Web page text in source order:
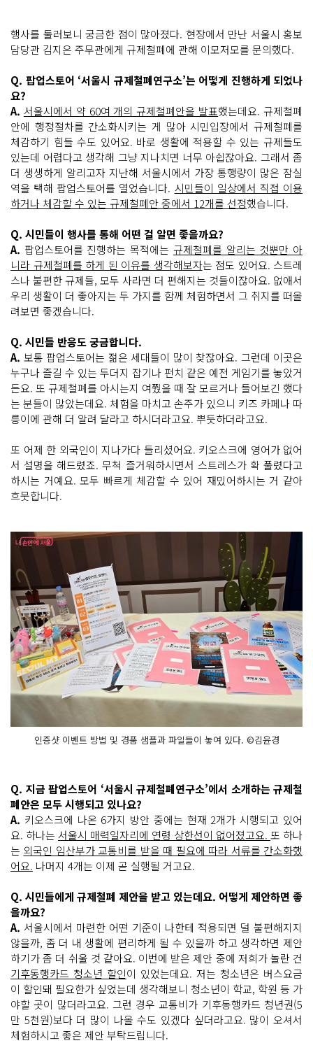
행사를 둘러보니 궁금한 점이 많아졌다. 현장에서 만난 서울시 홍보
담당관 김지은 주무관에게 규제철폐에 관해 이모저모를 문의했다.
Q. 팝업스토어 ‘서울시 규제철폐연구소’는 어떻게 진행하게 되었나
요?
A. 서울시에서 약 60여 개의 규제철폐안을 발표했는데요. 규제철폐
안에 행정절차를 간소화시키는 게 많아 시민입장에서 규제철폐를
체감하기 힘들 수도 있어요. 바로 생활에 적용할 수 있는 규제들도
있는데 어렵다고 생각해 그냥 지나치면 너무 아쉽잖아요. 그래서 좀
더 생생하게 알리고자 지난해 서울시에서 가장 통행량이 많은 잠실
역을 택해 팝업스토어를 열었습니다. 시민들이 일상에서 직접 이용
하거나 체감할 수 있는 규제철폐안 중에서 12개를 선정했습니다.
Q. 시민들이 행사를 통해 어떤 걸 알면 좋을까요?
A. 팝업스토어를 진행하는 목적에는 규제철폐를 알리는 것뿐만 아
니라 규제철폐를 하게 된 이유를 생각해보자는 점도 있어요. 스트레
스나 불편한 규제들, 모두 사라면 더 편해지는 것들이잖아요. 없애서
우리 생활이 더 좋아지는 두 가지를 함께 체험하면서 그 취지를 떠올
려보면 좋겠습니다.
Q. 시민들 반응도 궁금합니다.
A. 보통 팝업스토어는 젊은 세대들이 많이 찾잖아요. 그런데 이곳은
누구나 즐길 수 있는 두더지 잡기나 펀치 같은 예전 게임기를 놓았거
든요. 또 규제철폐를 아시는지 여쭸을 때 잘 모르거나 들어보긴 했다
는 분들이 많았는데요. 체험을 마치고 손주가 있으니 키즈 카페나 따
릉이에 관해 더 알려 달라고 하시더라고요. 뿌듯하더라고요.
또 어제 한 외국인이 지나가다 들리셨어요. 키오스크에 영어가 없어
서 설명을 해드렸죠. 무척 즐거워하시면서 스트레스가 확 풀렸다고
하시는 거예요. 모두 빠르게 체감할 수 있어 재밌어하시는 거 같아
흐뭇합니다.
인증샷 이벤트 방법 및 경품 샘플과 파일들이 놓여 있다. ©김윤경
Q. 지금 팝업스토어 ‘서울시 규제철폐연구소’에서 소개하는 규제철
폐안은 모두 시행되고 있나요?
A. 키오스크에 나온 6가지 방안 중에는 현재 2개가 시행되고 있어
요. 하나는 서울시 매력일자리에 연령 상한선이 없어졌고요. 또 하나
는 외국인 임산부가 교통비를 받을 때 필요에 따라 서류를 간소화했
어요. 나머지 4개는 이제 곧 실행될 거고요.
Q. 시민들에게 규제철폐 제안을 받고 있는데요. 어떻게 제안하면 좋
을까요?
A. 서울시에서 마련한 어떤 기준이 나한테 적용되면 덜 불편해지지
않을까, 좀 더 내 생활에 편리하게 될 수 있을까 하고 생각하면 제안
하기가 좀 더 쉬울 것 같아요. 이번에 받은 제안 중에 저희가 놀란 건
기후동행카드 청소년 할인이 있었는데요. 저는 청소년은 버스요금
이 할인돼 필요한가 싶었는데 생각해보니 청소년이 학교, 학원 등 가
야할 곳이 많더라고요. 그런 경우 교통비가 기후동행카드 청년권(5
만 5천원)보다 더 많이 나올 수도 있겠다 싶더라고요. 많이 오셔서
체험하시고 좋은 제안 부탁드립니다.